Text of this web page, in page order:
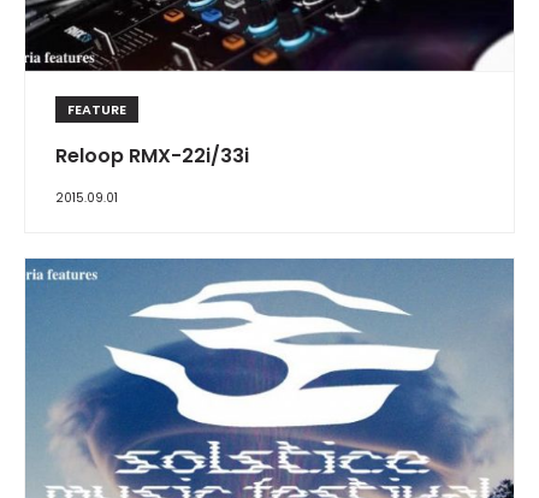
FEATURE
Reloop RMX-22i/33i
2015.09.01